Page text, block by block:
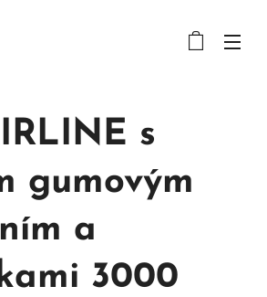
s
gumovým
a
3000